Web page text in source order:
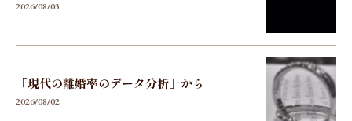
2026/08/03
「現代の離婚率のデータ分析」から
2026/08/02